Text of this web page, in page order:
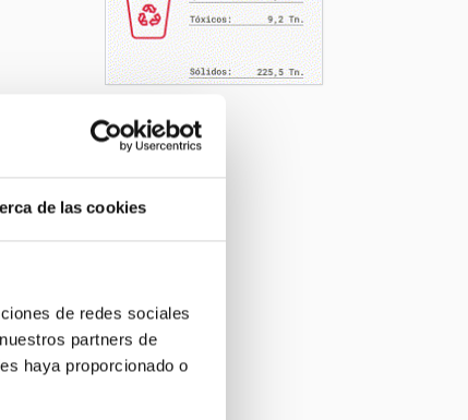
de las cookies
de redes sociales
partners de
haya proporcionado o